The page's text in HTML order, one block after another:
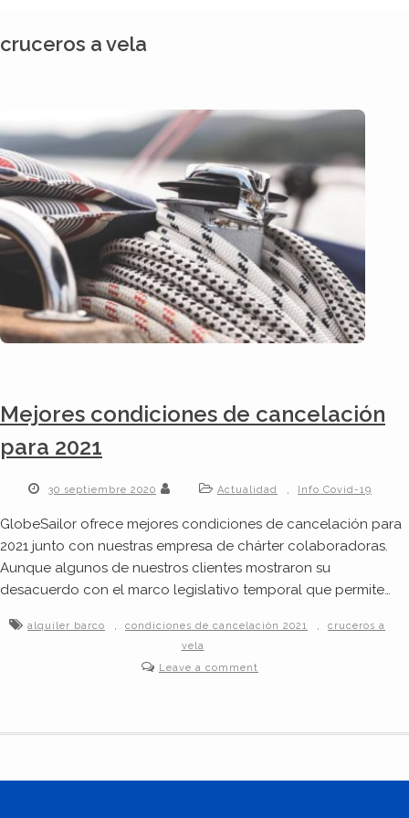
cruceros a vela
Mejores condiciones de cancelación
para 2021
30 septiembre 2020 Actualidad , Info Covid-19
GlobeSailor ofrece mejores condiciones de cancelación para
2021 junto con nuestras empresa de chárter colaboradoras.
Aunque algunos de nuestros clientes mostraron su
desacuerdo con el marco legislativo temporal que permite…
alquiler barco , condiciones de cancelación 2021 ,
cruceros a
vela
Leave a comment